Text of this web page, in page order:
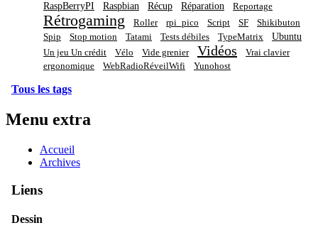
RaspBerryPI Raspbian Récup Réparation Reportage
Rétrogaming Roller rpi_pico Script SF
Shikibuton
Spip
Stop motion Tatami Tests débiles TypeMatrix Ubuntu
Un jeu Un crédit Vélo Vide grenier Vidéos
Vrai clavier
ergonomique
WebRadioRéveilWifi Yunohost
Tous les tags
Menu extra
Accueil
Archives
Liens
Dessin